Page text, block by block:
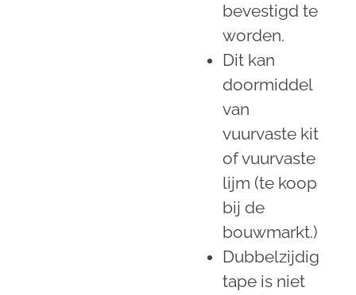
bevestigd te
worden.
Dit kan
doormiddel
van
vuurvaste kit
of vuurvaste
lijm (te koop
bij de
bouwmarkt.)
Dubbelzijdig
tape is niet